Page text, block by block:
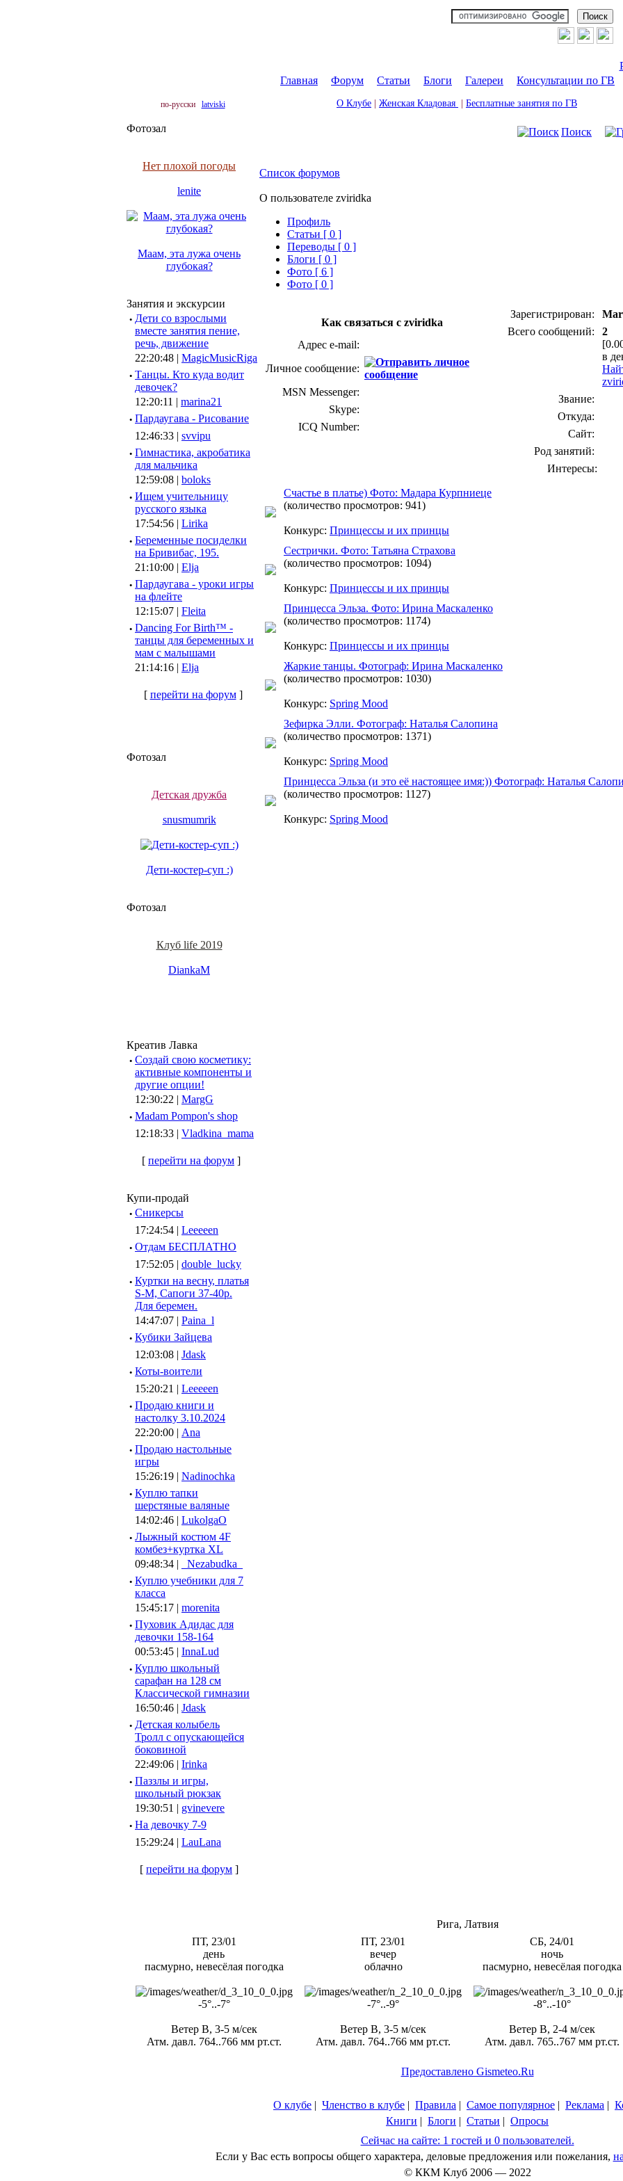
Главная
Форум Статьи Блоги Галереи Консультации по ГВ
по-русски latviski О Клубе Женская Кладовая Бесплатные занятия по ГВ
Фотозал
Нет плохой погоды
lenite
Маам, эта лужа очень
глубокая?
Занятия и экскурсии
· Дети со взрослыми
вместе занятия пение,
речь, движение
22:20:48 | MagicMusicRiga
· Танцы. Кто куда водит
девочек?
12:20:11 | marina21
· Пардаугава - Рисование
12:46:33 | svvipu
· Гимнастика, акробатика
для мальчика
12:59:08 | boloks
· Ищем учительницу
русского языка
17:54:56 | Lirika
· Беременные посиделки
на Бривибас, 195.
21:10:00 | Elja
· Пардаугава - уроки игры
на флейте
12:15:07 | Fleita
· Dancing For Birth™ -
танцы для беременных и
мам с малышами
21:14:16 | Elja
[ перейти на форум]
Фотозал
Детская дружба
snusmumrik
Дети-костер-суп :)
Фотозал
Клуб life 2019
DiankaM
Креатив Лавка
· Создай свою косметику:
активные компоненты и
другие опции!
12:30:22 | MargG
· Madam Pompon's shop
12:18:33 | Vladkina_mama
[ перейти на форум ]
Купи-продай
· Сникерсы
17:24:54 | Leeeeen
· Отдам БЕСПЛАТНО
17:52:05 | double_lucky
· Куртки на весну, платья
S-M, Сапоги 37-40р.
Для беремен.
14:47:07 | Paina_l
· Кубики Зайцева
12:03:08 | Jdask
· Коты-воители
15:20:21 | Leeeeen
· Продаю книги и
настолку 3.10.2024
22:20:00 | Ana
· Продаю настольные
игры
15:26:19 | Nadinochka
· Куплю тапки
шерстяные валяные
14:02:46 | LukolgaO
· Лыжный костюм 4F
комбез+куртка XL
09:48:34 |
_Nezabudka_
· Куплю учебники для 7
класса
15:45:17 | morenita
· Пуховик Адидас для
девочки 158-164
00:53:45 | InnaLud
· Куплю школьный
сарафан на 128 см
Классической гимназии
16:50:46 | Jdask
· Детская колыбель
Тролл с опускающейся
боковиной
22:49:06 | Irinka
· Паззлы и игры,
школьный рюкзак
19:30:51 | gvinevere
· Hа девочку 7-9
15:29:24 | LauLana
[ перейти на форум ]
Поиск
Список форумов
О пользователе zviridka
Профиль
Cтатьи [ 0 ]
Переводы [ 0 ]
Блоги [ 0 ]
Фото [ 6 ]
Фото [ 0 ]
Зарегистрирован:
Mar
Всего сообщений:
2
в
Звание:
Откуда:
Сайт:
Род занятий:
Интересы:
Как связаться с zviridka
Адрес e-mail:
Личное сообщение:
MSN Messenger:
Skype:
ICQ Number:
Счастье в платье) Фото: Мадара Курпниеце
(количество просмотров: 941)
Конкурс: Принцессы и их принцы
Сестрички. Фото: Татьяна Страхова
(количество просмотров: 1094)
Конкурс: Принцессы и их принцы
Принцесса Эльза. Фото: Ирина Маскаленко
(количество просмотров: 1174)
Конкурс: Принцессы и их принцы
Жаркие танцы. Фотограф: Ирина Маскаленко
(количество просмотров: 1030)
Конкурс: Spring Mood
Зефирка Элли. Фотограф: Наталья Салопина
(количество просмотров: 1371)
Конкурс: Spring Mood
Принцесса Эльза (и это её настоящее имя:)) Фотограф: Наталья
(количество просмотров: 1127)
Конкурс: Spring Mood
Рига, Латвия
ПТ, 23/01
день
пасмурно, невесёлая погодка
-5°..-7°
Ветер В, 3-5 м/сек
Атм. давл. 764..766 мм рт.ст.
ПТ, 23/01
вечер
облачно
-7°..-9°
Ветер В, 3-5 м/сек
Атм. давл. 764..766 мм рт.ст.
СБ, 24/01
ночь
пасмурно, невесёлая погодка
-8°..-10°
Ветер В, 2-4 м/сек
Атм. давл. 765..767 мм рт.ст.
Предоставлено Gismeteo.Ru
О клубе | Членство в клубе | Правила | Самое популярное | Реклама |
Книги | Блоги | Статьи | Опросы
Сейчас на сайте: 1 гостей и 0 пользователей.
Если у Вас есть вопросы общего характера, деловые предложения или пожелания,
© ККМ Клуб 2006 — 2022